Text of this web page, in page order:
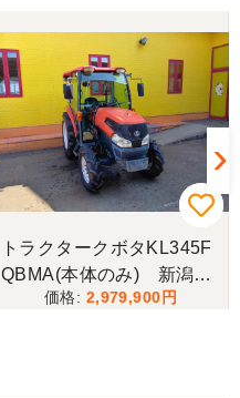
トラクタークボタKL345F
QBMA(本体のみ) 新潟●
2,979,900